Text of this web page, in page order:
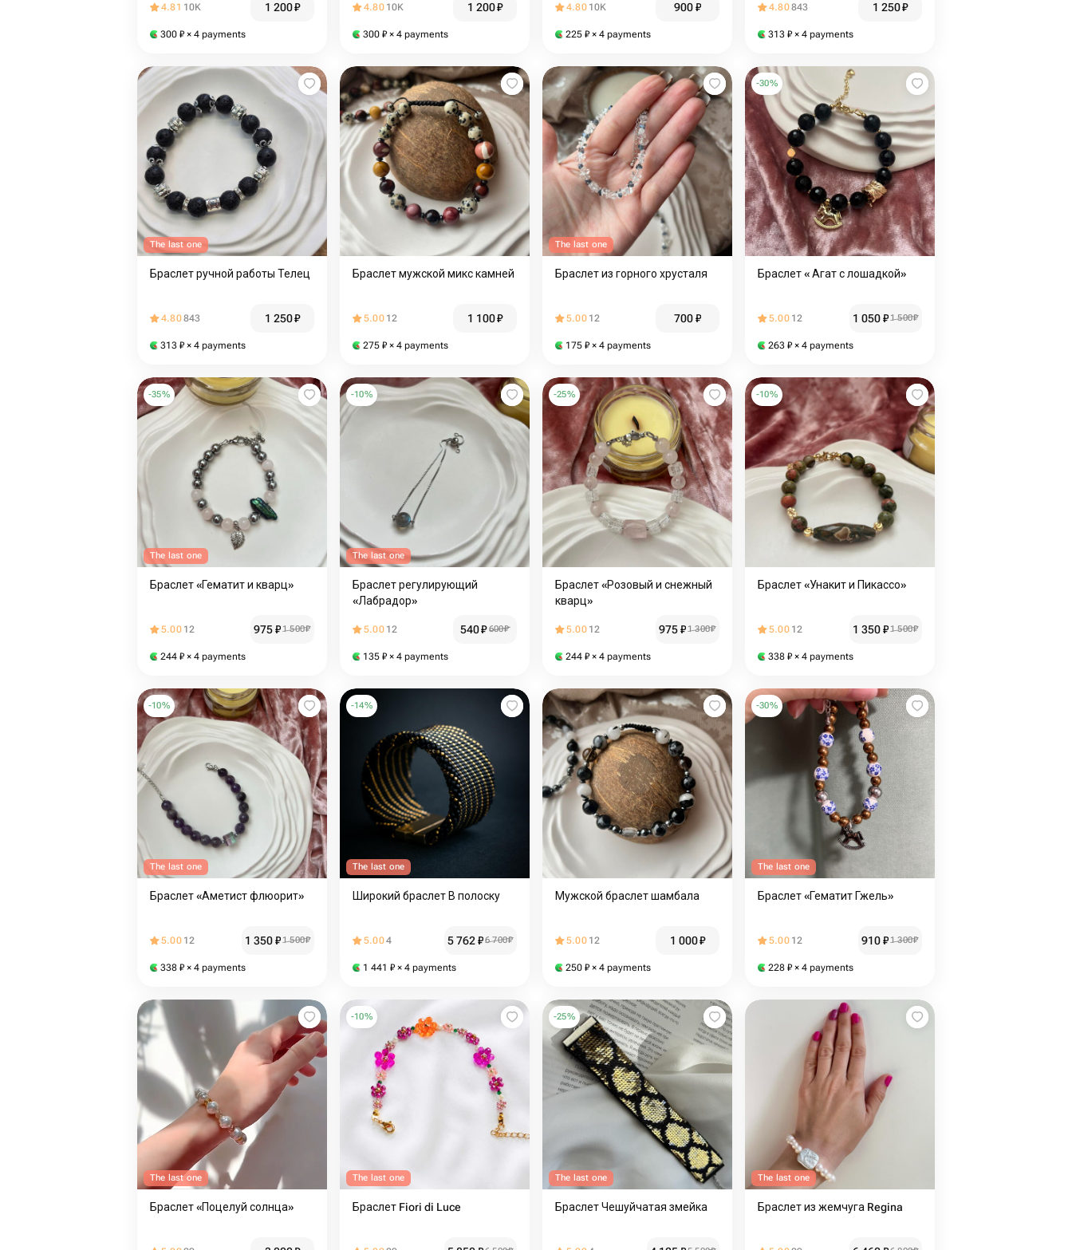
4.81 10K 1 200₽
300 ₽ × 4 payments
4.80 10K 1 200₽
300 ₽ × 4 payments
4.80 10K 900₽
225 ₽ × 4 payments
4.80843 1 250₽
313 ₽ × 4 payments
The last one
Браслет ручной работы Телец
4.80843 1 250₽
313 ₽ × 4 payments
Браслет мужской микс камней
5.00 12 1 100₽
275 ₽ × 4 payments
The last one
Браслет из горного хрусталя
5.00 12 700₽
175 ₽ × 4 payments
-30%
Браслет « Агат с лошадкой»
5.00 12 1 050₽1 500₽
263 ₽ × 4 payments
-35%
The last one
Браслет «Гематит и кварц»
5.00 12 975₽1 500₽
244 ₽ × 4 payments
-10%
The last one
Браслет регулирующий
«Лабрадор»
5.00 12 540₽ 600₽
135 ₽ × 4 payments
-25%
Браслет «Розовый и снежный
кварц»
5.00 12 975₽1 300₽
244 ₽ × 4 payments
-10%
Браслет «Унакит и Пикассо»
5.00 12 1 350₽1 500₽
338 ₽ × 4 payments
-10%
The last one
Браслет «Аметист флюорит»
5.00 12 1 350₽1 500₽
338 ₽ × 4 payments
-14%
The last one
Широкий браслет В полоску
5.004 5 762₽6 700₽
1 441 ₽ × 4 payments
Мужской браслет шамбала
5.00 12 1 000₽
250 ₽ × 4 payments
-30%
The last one
Браслет «Гематит Гжель»
5.00 12 910₽1 300₽
228 ₽ × 4 payments
The last one
Браслет «Поцелуй солнца»
-10%
The last one
Браслет Fiori di Luce
-25%
The last one
Браслет Чешуйчатая змейка
The last one
Браслет из жемчуга Regina